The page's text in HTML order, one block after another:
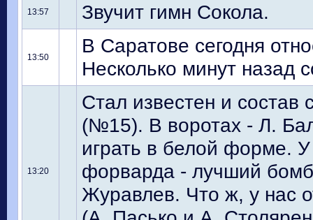
13:57 Звучит гимн Сокола.
13:50
В Саратове сегодня
Несколько минут назад
13:20
Стал известен и состав
(№15). В воротах - Л.
играть в белой форме.
форварда - лучший
Журавлев. Что ж, у нас